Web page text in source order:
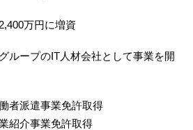
万円に増資
ループのIT人材会社として事業を開
者派遣事業免許取得
紹介事業免許取得